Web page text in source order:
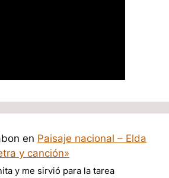
en Paisaje nacional – Elda
y canción»
y me sirvió para la tarea